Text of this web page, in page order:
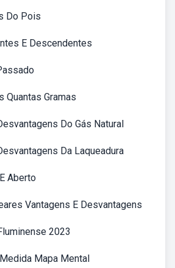
Do Pois
E Descendentes
Quantas Gramas
Do Gás Natural
Da Laqueadura
Aberto
Vantagens E Desvantagens
2023
Mapa Mental